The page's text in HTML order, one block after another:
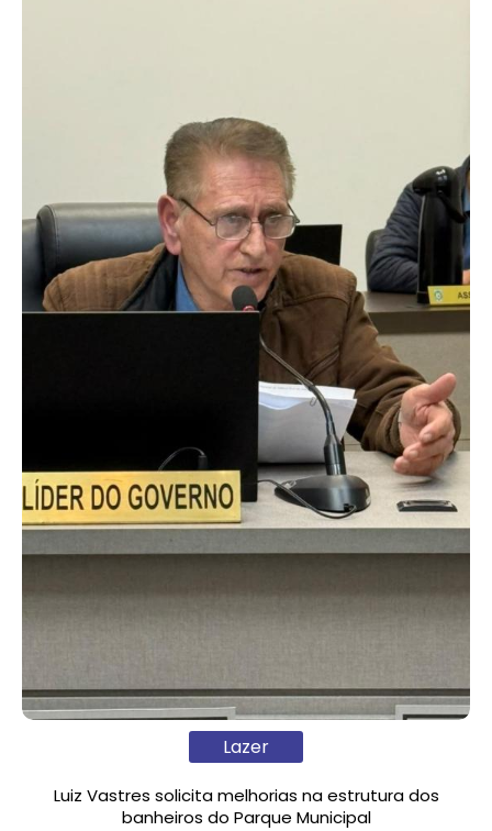
Lazer
Luiz Vastres solicita melhorias na estrutura dos
banheiros do Parque Municipal